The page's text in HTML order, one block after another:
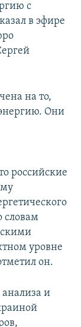
с
в эфире
на то,
Они
российские
словам
уровне
он.
и